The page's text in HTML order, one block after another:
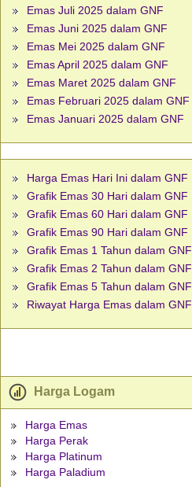
Emas Juli 2025 dalam GNF
Emas Juni 2025 dalam GNF
Emas Mei 2025 dalam GNF
Emas April 2025 dalam GNF
Emas Maret 2025 dalam GNF
Emas Februari 2025 dalam GNF
Emas Januari 2025 dalam GNF
Harga Emas Hari Ini dalam GNF
Grafik Emas 30 Hari dalam GNF
Grafik Emas 60 Hari dalam GNF
Grafik Emas 90 Hari dalam GNF
Grafik Emas 1 Tahun dalam GNF
Grafik Emas 2 Tahun dalam GNF
Grafik Emas 5 Tahun dalam GNF
Riwayat Harga Emas dalam GNF
Harga Logam
Harga Emas
Harga Perak
Harga Platinum
Harga Paladium